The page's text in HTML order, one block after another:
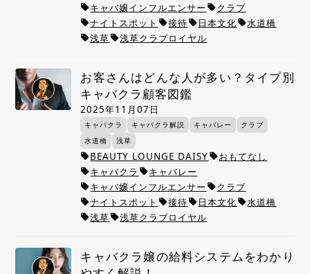
local_offerキャバ嬢インフルエンサー local_offerクラブ
local_offerナイトスポット local_offer接待 local_offer 日本文化 local_offer水道橋
local_offer浅草 local_offer浅草クラブロイヤル
お客さんはどんな人が多い？タイプ別
キャバクラ顧客図鑑
2025年11月07日
キャバクラ キャバクラ解説 キャバレー
クラブ
水道橋
浅草
local_offerBEAUTY LOUNGE DAISY local_offerおもてなし
local_offerキャバクラ local_offerキャバレー
local_offerキャバ嬢インフルエンサー local_offerクラブ
local_offerナイトスポット local_offer接待 local_offer 日本文化 local_offer水道橋
local_offer浅草 local_offer浅草クラブロイヤル
キャバクラ嬢の給料システムをわかり